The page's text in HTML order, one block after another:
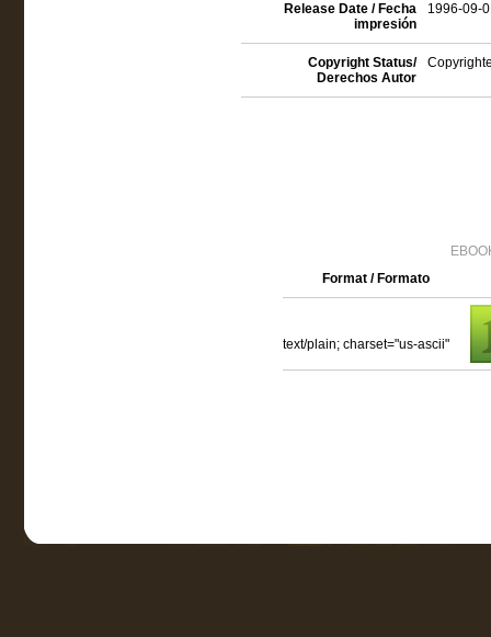
Release Date / Fecha
impresión
1996-09-
Copyright Status/
Derechos Autor
Format / Formato
text/plain; charset="us-ascii"